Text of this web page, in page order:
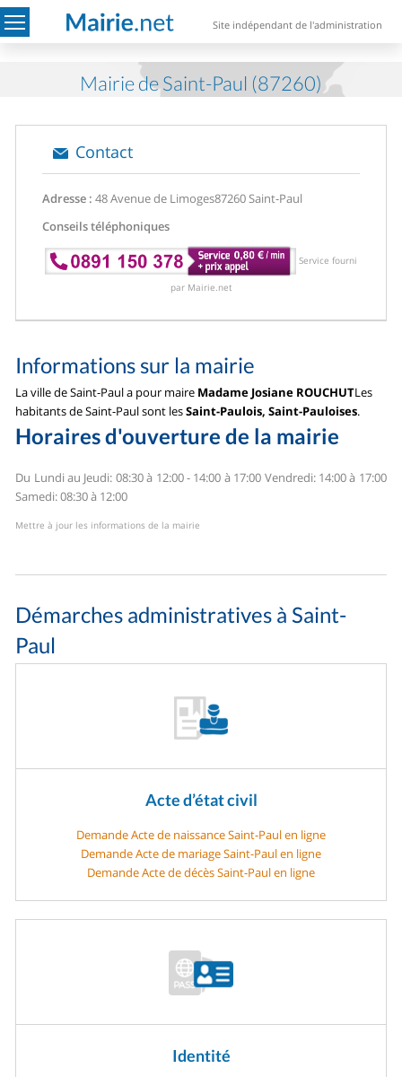
Site indépendant de l'administration
Mairie de Saint-Paul (87260)
Contact
Adresse : 48 Avenue de Limoges87260 Saint-Paul
Conseils téléphoniques
Service fourni
par Mairie.net
Informations sur la mairie
La ville de Saint-Paul a pour maire Madame Josiane ROUCHUTLes
habitants de Saint-Paul sont lesSaint-Paulois, Saint-Pauloises.
Horaires d'ouverture de la mairie
Du Lundi au Jeudi: 08:30 à 12:00 - 14:00 à 17:00 Vendredi: 14:00 à 17:00
Samedi: 08:30 à 12:00
Mettre à jour les informations de la mairie
Démarches administratives à Saint-
Paul
Acte d’état civil
Demande Acte de naissance Saint-Paul en ligne
Demande Acte de mariage Saint-Paul en ligne
Demande Acte de décès Saint-Paul en ligne
Identité